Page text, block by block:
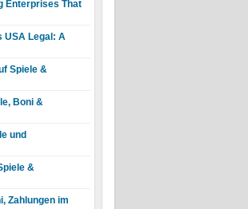
Enterprises That
USA Legal: A
Spiele &
Boni &
und
&
Zahlungen im